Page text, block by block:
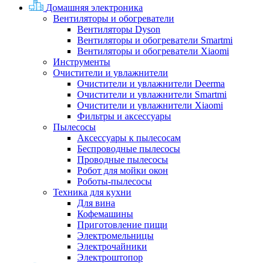
Домашняя электроника
Вентиляторы и обогреватели
Вентиляторы Dyson
Вентиляторы и обогреватели Smartmi
Вентиляторы и обогреватели Xiaomi
Инструменты
Очистители и увлажнители
Очистители и увлажнители Deerma
Очистители и увлажнители Smartmi
Очистители и увлажнители Xiaomi
Фильтры и аксессуары
Пылесосы
Аксессуары к пылесосам
Беспроводные пылесосы
Проводные пылесосы
Робот для мойки окон
Роботы-пылесосы
Техника для кухни
Для вина
Кофемашины
Приготовление пищи
Электромельницы
Электрочайники
Электроштопор